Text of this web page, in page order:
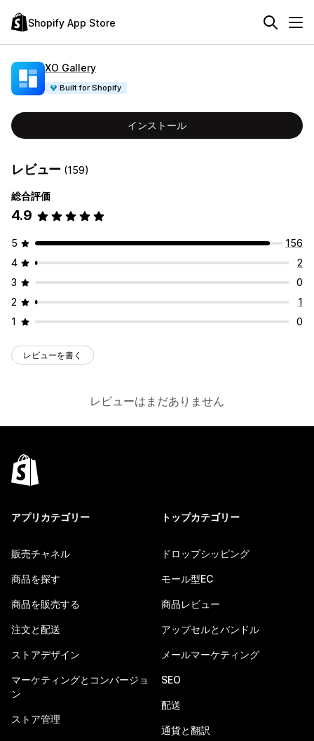
Shopify App Store
XO Gallery
Built for Shopify
インストール
レビュー (159)
総合評価
4.9
5
156
4
2
3
0
2
1
1
0
レビューを書く
レビューはまだありません
アプリカテゴリー
販売チャネル
商品を探す
商品を販売する
注文と配送
ストアデザイン
マーケティングとコンバージョ
ン
ストア管理
トップカテゴリー
ドロップシッピング
モール型EC
商品レビュー
アップセルとバンドル
メールマーケティング
SEO
配送
通貨と翻訳